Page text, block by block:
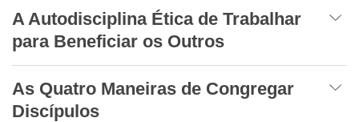
A Autodisciplina Ética de Trabalhar
para Beneficiar os Outros
As Quatro Maneiras de Congregar
Discípulos